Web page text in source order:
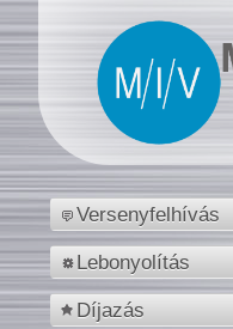
Versenyfelhívás
Lebonyolítás
Díjazás